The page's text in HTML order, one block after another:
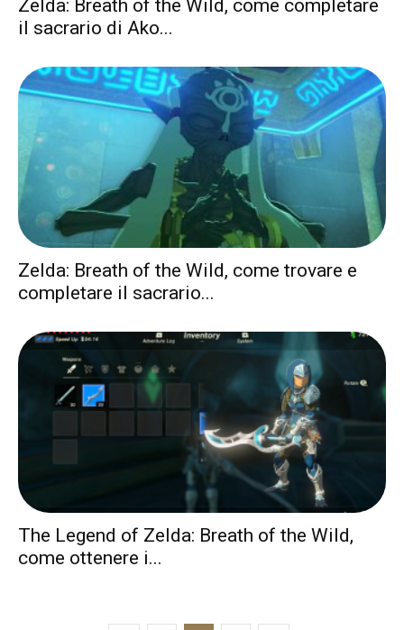
Zelda: Breath of the Wild, come completare
il sacrario di Ako...
Zelda: Breath of the Wild, come trovare e
completare il sacrario...
The Legend of Zelda: Breath of the Wild,
come ottenere i...